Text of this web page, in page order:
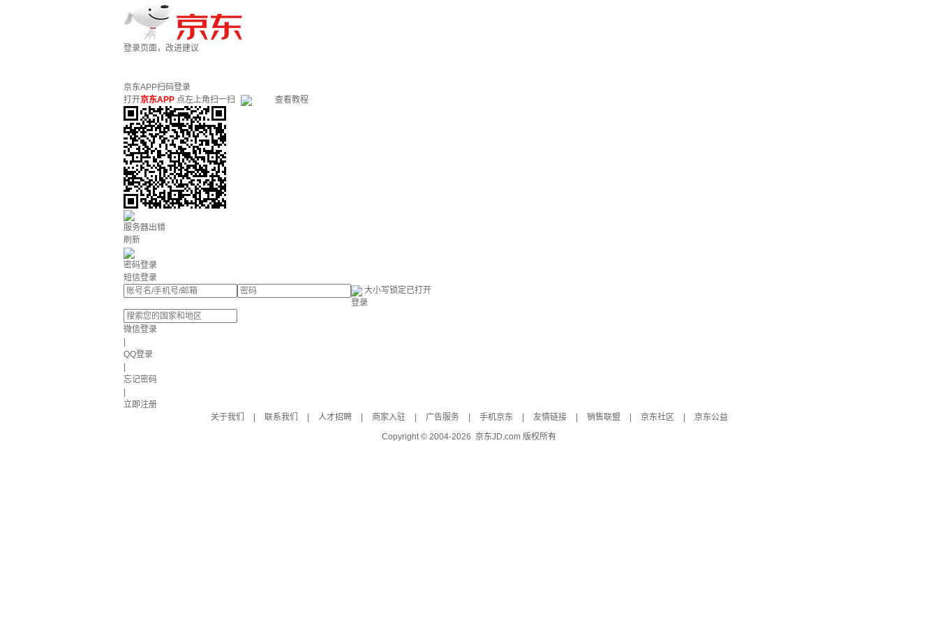
登录页面，改进建议
京东APP扫码登录
打开京东APP 点左上角扫一扫 查看教程
服务器出错
刷新
密码登录
短信登录
大小写锁定已打开
登录
微信登录
QQ登录
忘记密码
立即注册
关于我们
联系我们 人才招聘 商家入驻 广告服务 手机京东 友情链接 销售联盟 京东社区
京东公益
Copyright © 2004-2026 京东JD.com 版权所有